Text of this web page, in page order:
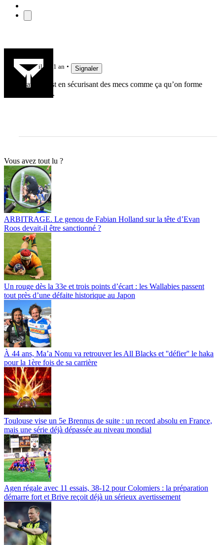
il y a 1 an Signaler
Bravo, c’est en sécurisant des mecs comme ça qu’on forme
une équipe.
Vous avez tout lu ?
ARBITRAGE. Le genou de Fabian Holland sur la tête d’Evan
Roos devait-il être sanctionné ?
Un rouge dès la 33e et trois points d’écart : les Wallabies passent
tout près d’une défaite historique au Japon
À 44 ans, Ma’a Nonu va retrouver les All Blacks et ''défier'' le haka
pour la 1ère fois de sa carrière
Toulouse vise un 5e Brennus de suite : un record absolu en France,
mais une série déjà dépassée au niveau mondial
Agen régale avec 11 essais, 38-12 pour Colomiers : la préparation
démarre fort et Brive reçoit déjà un sérieux avertissement